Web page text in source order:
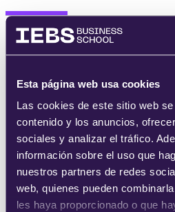
Esta página web usa cookies
Las cookies de este sitio web
contenido y los anuncios,
sociales y analizar el tráfico.
información sobre el uso que
nuestros partners de redes
web, quienes pueden
les haya proporcionado o que
Management
MBA's
Emprendedores
Transformación Digital
Agile & Scrum
Recursos Humanos
Product Manager
Finanzas